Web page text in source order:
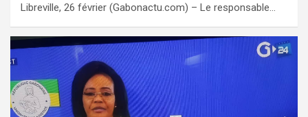
Libreville, 26 février (Gabonactu.com) – Le responsable…